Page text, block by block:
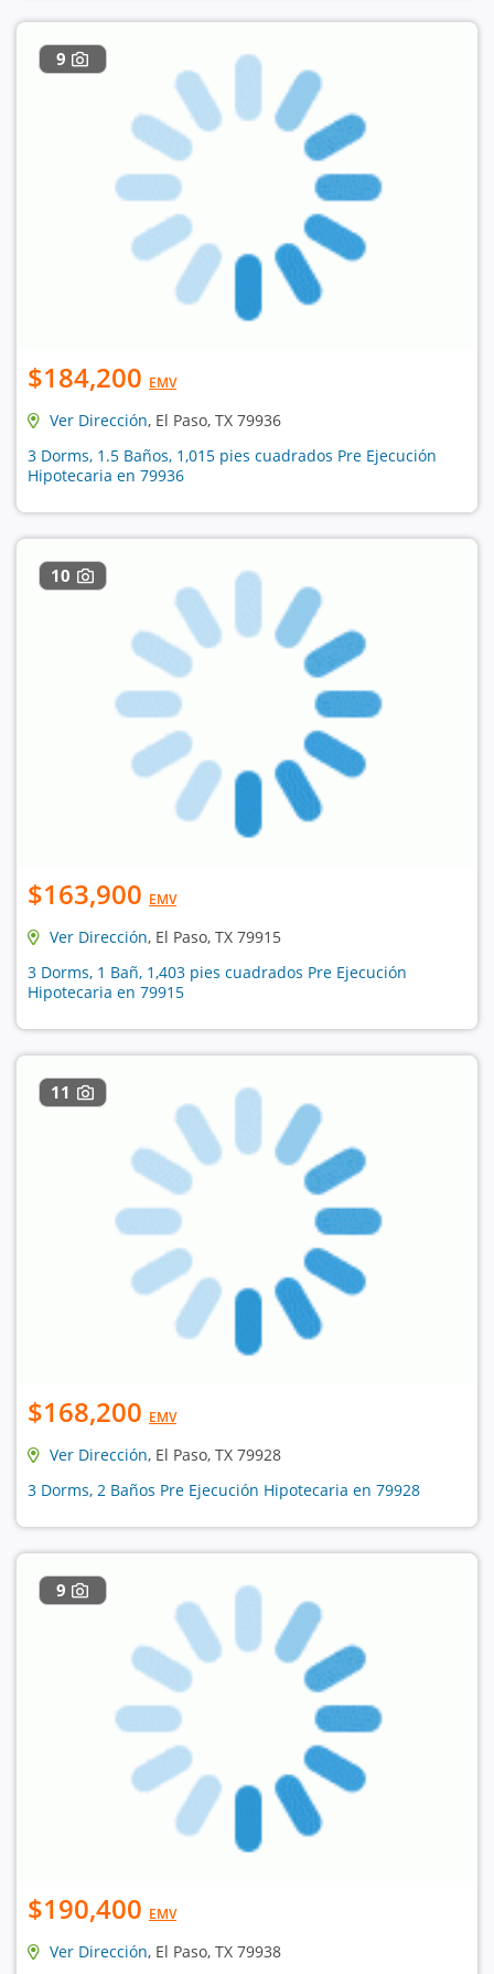
9
$184,200 EMV
Ver Dirección, El Paso, TX 79936
3 Dorms, 1.5 Baños, 1,015 pies cuadrados Pre Ejecución
Hipotecaria en 79936
10
$163,900 EMV
Ver Dirección, El Paso, TX 79915
3 Dorms, 1 Bañ, 1,403 pies cuadrados Pre Ejecución
Hipotecaria en 79915
11
$168,200 EMV
Ver Dirección, El Paso, TX 79928
3 Dorms, 2 Baños Pre Ejecución Hipotecaria en 79928
9
$190,400 EMV
Ver Dirección, El Paso, TX 79938